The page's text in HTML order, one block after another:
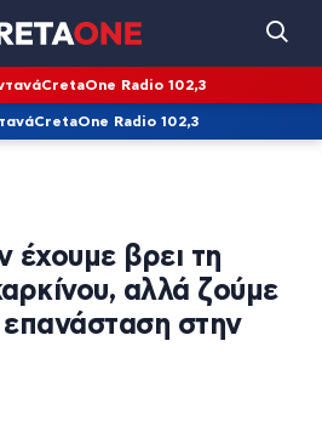
CretaOne Radio 102,3
CretaOne Radio 102,3
έχουμε βρει τη
αλλά ζούμε
στην